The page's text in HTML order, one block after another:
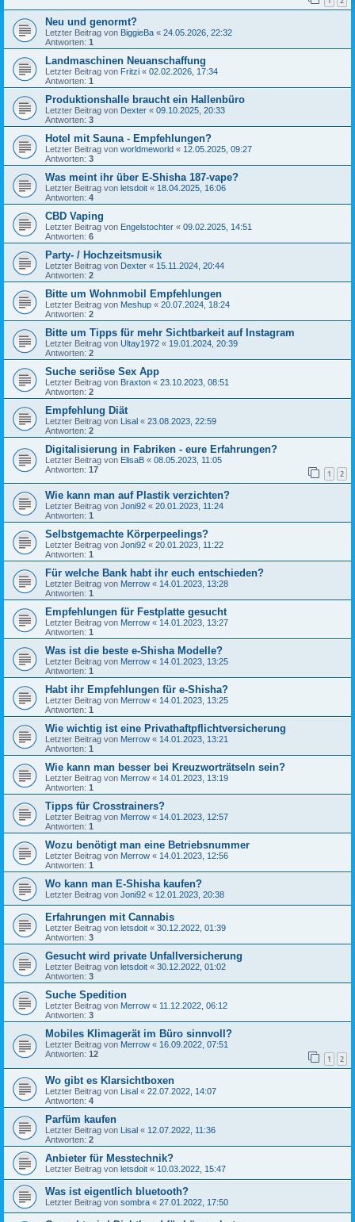
Neu und genormt?
Letzter Beitrag von BiggieBa « 24.05.2026, 22:32
Antworten: 1
Landmaschinen Neuanschaffung
Letzter Beitrag von Fritzi « 02.02.2026, 17:34
Antworten: 1
Produktionshalle braucht ein Hallenbüro
Letzter Beitrag von Dexter « 09.10.2025, 20:33
Antworten: 3
Hotel mit Sauna - Empfehlungen?
Letzter Beitrag von worldmeworld « 12.05.2025, 09:27
Antworten: 3
Was meint ihr über E-Shisha 187-vape?
Letzter Beitrag von letsdoit « 18.04.2025, 16:06
Antworten: 4
CBD Vaping
Letzter Beitrag von Engelstochter « 09.02.2025, 14:51
Antworten: 6
Party- / Hochzeitsmusik
Letzter Beitrag von Dexter « 15.11.2024, 20:44
Antworten: 2
Bitte um Wohnmobil Empfehlungen
Letzter Beitrag von Meshup « 20.07.2024, 18:24
Antworten: 2
Bitte um Tipps für mehr Sichtbarkeit auf Instagram
Letzter Beitrag von Ultay1972 « 19.01.2024, 20:39
Antworten: 2
Suche seriöse Sex App
Letzter Beitrag von Braxton « 23.10.2023, 08:51
Antworten: 2
Empfehlung Diät
Letzter Beitrag von Lisal « 23.08.2023, 22:59
Antworten: 2
Digitalisierung in Fabriken - eure Erfahrungen?
Letzter Beitrag von ElisaB « 08.05.2023, 11:05
Antworten: 17 1 2
Wie kann man auf Plastik verzichten?
Letzter Beitrag von Joni92 « 20.01.2023, 11:24
Antworten: 1
Selbstgemachte Körperpeelings?
Letzter Beitrag von Joni92 « 20.01.2023, 11:22
Antworten: 1
Für welche Bank habt ihr euch entschieden?
Letzter Beitrag von Merrow « 14.01.2023, 13:28
Antworten: 1
Empfehlungen für Festplatte gesucht
Letzter Beitrag von Merrow « 14.01.2023, 13:27
Antworten: 1
Was ist die beste e-Shisha Modelle?
Letzter Beitrag von Merrow « 14.01.2023, 13:25
Antworten: 1
Habt ihr Empfehlungen für e-Shisha?
Letzter Beitrag von Merrow « 14.01.2023, 13:25
Antworten: 1
Wie wichtig ist eine Privathaftpflichtversicherung
Letzter Beitrag von Merrow « 14.01.2023, 13:21
Antworten: 1
Wie kann man besser bei Kreuzworträtseln sein?
Letzter Beitrag von Merrow « 14.01.2023, 13:19
Antworten: 1
Tipps für Crosstrainers?
Letzter Beitrag von Merrow « 14.01.2023, 12:57
Antworten: 1
Wozu benötigt man eine Betriebsnummer
Letzter Beitrag von Merrow « 14.01.2023, 12:56
Antworten: 1
Wo kann man E-Shisha kaufen?
Letzter Beitrag von Joni92 « 12.01.2023, 20:38
Erfahrungen mit Cannabis
Letzter Beitrag von letsdoit « 30.12.2022, 01:39
Antworten: 3
Gesucht wird private Unfallversicherung
Letzter Beitrag von letsdoit « 30.12.2022, 01:02
Antworten: 3
Suche Spedition
Letzter Beitrag von Merrow « 11.12.2022, 06:12
Antworten: 3
Mobiles Klimagerät im Büro sinnvoll?
Letzter Beitrag von Merrow « 16.09.2022, 07:51
Antworten: 12 1 2
Wo gibt es Klarsichtboxen
Letzter Beitrag von Lisal « 22.07.2022, 14:07
Antworten: 4
Parfüm kaufen
Letzter Beitrag von Lisal « 12.07.2022, 11:36
Antworten: 2
Anbieter für Messtechnik?
Letzter Beitrag von letsdoit « 10.03.2022, 15:47
Was ist eigentlich bluetooth?
Letzter Beitrag von sombra « 27.01.2022, 17:50